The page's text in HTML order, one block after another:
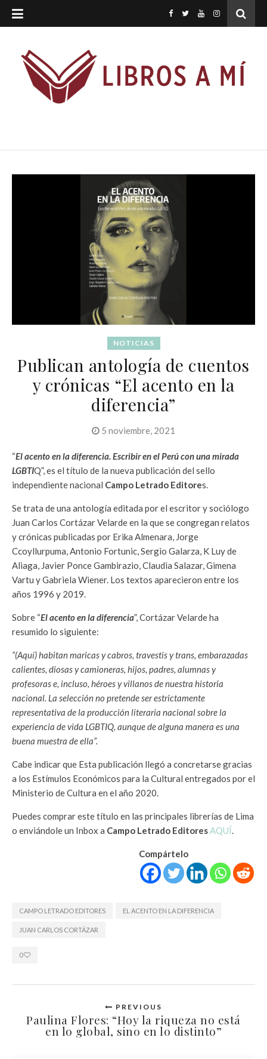
NOTICIAS
Publican antología de cuentos
y crónicas “El acento en la
diferencia”
5 noviembre, 2021
“El acento en la diferencia. Escribir en el Perú con una mirada
LGBTIQ”, es el título de la nueva publicación del sello
independiente nacional Campo Letrado Editores.
Se trata de una antología editada por el escritor y sociólogo
Juan Carlos Cortázar Velarde en la que se congregan relatos
y crónicas publicadas por Erika Almenara, Jorge
Ccoyllurpuma, Antonio Fortunic, Sergio Galarza, K Luy de
Aliaga, Javier Ponce Gambirazio, Claudia Salazar, Gimena
Vartu y Gabriela Wiener. Los textos aparecieron entre los
años 1996 y 2019.
Sobre “El acento en la diferencia”, Cortázar Velarde ha
resumido lo siguiente:
“(Aquí) habitan maricas y cabros, travestis y trans, embarazadas
calientes, diosas y camioneras, hijos, padres, alumnas y
profesoras e, incluso, héroes y villanos de nuestra historia
nacional. La selección no pretende ser estrictamente
representativa de la producción literaria nacional sobre la
experiencia de vida LGBTIQ, aunque de alguna manera es una
buena muestra de ella”.
Cabe indicar que Esta publicación llegó a concretarse gracias
a los Estímulos Económicos para la Cultural entregados por el
Ministerio de Cultura en el año 2020.
Puedes comprar este título en las principales librerías de Lima
o enviándole un Inbox a Campo Letrado EditoresAQUÍ.
Compártelo
CAMPO LETRADO EDITORES EL ACENTO EN LA DIFERENCIA
JUAN CARLOS CORTÁZAR
0
PREVIOUS
Paulina Flores: “Hoy la riqueza no está
en lo global, sino en lo distinto”